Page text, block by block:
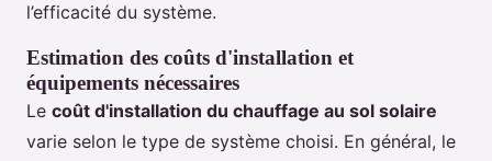
l’efficacité du système.
Estimation des coûts d'installation et
équipements nécessaires
Le coût d'installation du chauffage au sol solaire
varie selon le type de système choisi. En général, le